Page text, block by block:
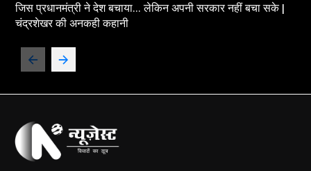
जिस प्रधानमंत्री ने देश बचाया... लेकिन अपनी सरकार नहीं बचा सके |
चंद्रशेखर की अनकही कहानी